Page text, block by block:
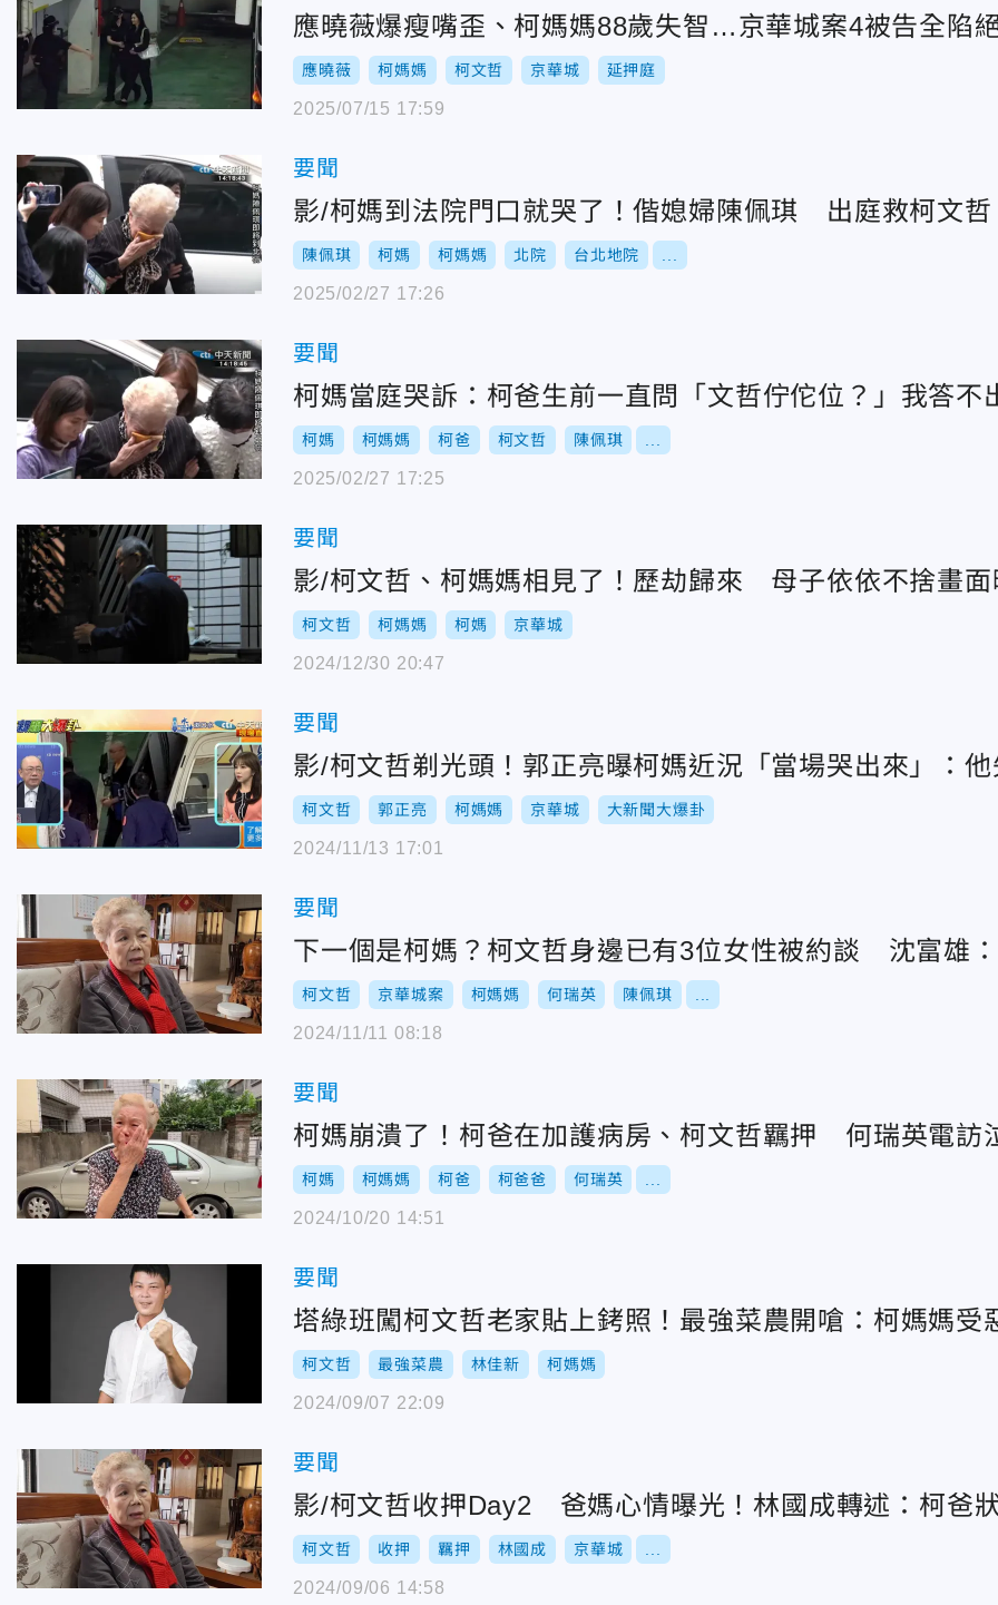
應曉薇爆瘦嘴歪、柯媽媽88歲失智…京華城案4被告全陷
應曉薇 柯媽媽 柯文哲 京華城 延押庭
2025/07/15 17:59
要聞
影/柯媽到法院門口就哭了！偕媳婦陳佩琪 出庭救柯文哲
陳佩琪 柯媽 柯媽媽 北院 台北地院
2025/02/27 17:26
要聞
柯媽當庭哭訴：柯爸生前一直問「文哲佇佗位？」我答不
柯媽 柯媽媽 柯爸 柯文哲 陳佩琪
2025/02/27 17:25
要聞
影/柯文哲、柯媽媽相見了！歷劫歸來 母子依依不捨畫面
柯文哲 柯媽媽 柯媽 京華城
2024/12/30 20:47
要聞
影/柯文哲剃光頭！郭正亮曝柯媽近況「當場哭出來」：
柯文哲 郭正亮 柯媽媽 京華城 大新聞大爆卦
2024/11/13 17:01
要聞
下一個是柯媽？柯文哲身邊已有3位女性被約談 沈富雄
柯文哲 京華城案 柯媽媽 何瑞英 陳佩琪
2024/11/11 08:18
要聞
柯媽崩潰了！柯爸在加護病房、柯文哲羈押 何瑞英電訪
柯媽 柯媽媽 柯爸 柯爸爸 何瑞英
2024/10/20 14:51
要聞
塔綠班闖柯文哲老家貼上銬照！最強菜農開嗆：柯媽媽
柯文哲 最強菜農 林佳新 柯媽媽
2024/09/07 22:09
要聞
影/柯文哲收押Day2 爸媽心情曝光！林國成轉述：柯爸
柯文哲 收押 羈押 林國成 京華城
2024/09/06 14:58